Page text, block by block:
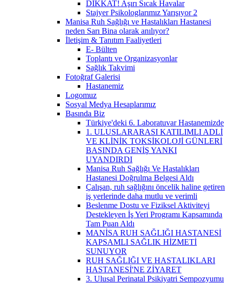
DİKKAT! Aşırı Sıcak Havalar
Stajyer Psikologlarımız Yarışıyor 2
Manisa Ruh Sağlığı ve Hastalıkları Hastanesi
neden Sarı Bina olarak anılıyor?
İletişim & Tanıtım Faaliyetleri
E- Bülten
Toplantı ve Organizasyonlar
Sağlık Takvimi
Fotoğraf Galerisi
Hastanemiz
Logomuz
Sosyal Medya Hesaplarımız
Basında Biz
Türkiye'deki 6. Laboratuvar Hastanemizde
1. ULUSLARARASI KATILIMLI ADLİ
VE KLİNİK TOKSİKOLOJİ GÜNLERİ
BASINDA GENİŞ YANKI
UYANDIRDI
Manisa Ruh Sağlığı Ve Hastalıkları
Hastanesi Doğrulma Belgesi Aldı
Çalışan, ruh sağlığını öncelik haline getiren
iş yerlerinde daha mutlu ve verimli
Beslenme Dostu ve Fiziksel Aktiviteyi
Destekleyen İş Yeri Programı Kapsamında
Tam Puan Aldı
MANİSA RUH SAĞLIĞI HASTANESİ
KAPSAMLI SAĞLIK HİZMETİ
SUNUYOR
RUH SAĞLIĞI VE HASTALIKLARI
HASTANESİ'NE ZİYARET
3. Ulusal Perinatal Psikiyatri Sempozyumu